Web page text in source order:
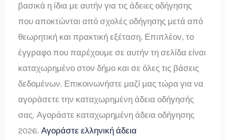
βασικά η ίδια με αυτήν για τις άδειες οδήγησης
που αποκτώνται από σχολές οδήγησης μετά από
θεωρητική και πρακτική εξέταση. Επιπλέον, το
έγγραφο που παρέχουμε σε αυτήν τη σελίδα είναι
καταχωρημένο στον δήμο και σε όλες τις βάσεις
δεδομένων. Επικοινωνήστε μαζί μας τώρα για να
αγοράσετε την καταχωρημένη άδεια οδήγησής
σας. Αγοράστε καταχωρημένη άδεια οδήγησης
2026.Αγοράστε ελληνική άδεια